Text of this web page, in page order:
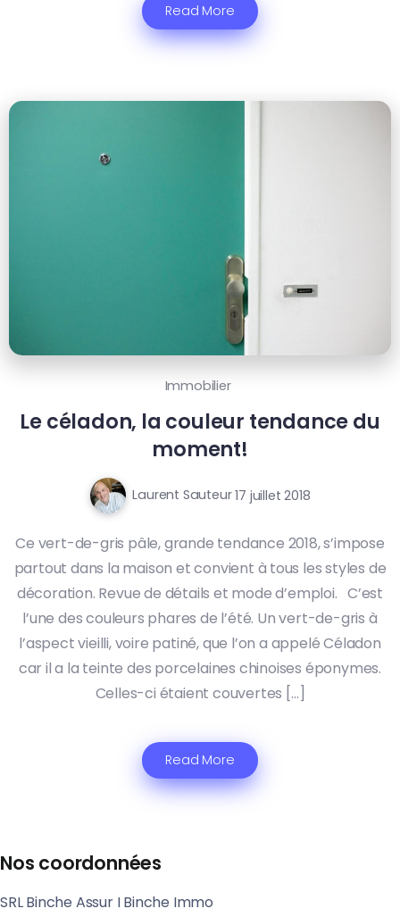
Read More
Immobilier
Le céladon, la couleur tendance du
moment!
Laurent Sauteur 17 juillet 2018
Ce vert-de-gris pâle, grande tendance 2018, s’impose
partout dans la maison et convient à tous les styles de
décoration. Revue de détails et mode d’emploi. C’est
l’une des couleurs phares de l’été. Un vert-de-gris à
l’aspect vieilli, voire patiné, que l’on a appelé Céladon
car il a la teinte des porcelaines chinoises éponymes.
Celles-ci étaient couvertes […]
Read More
Nos coordonnées
SRL Binche Assur I Binche Immo